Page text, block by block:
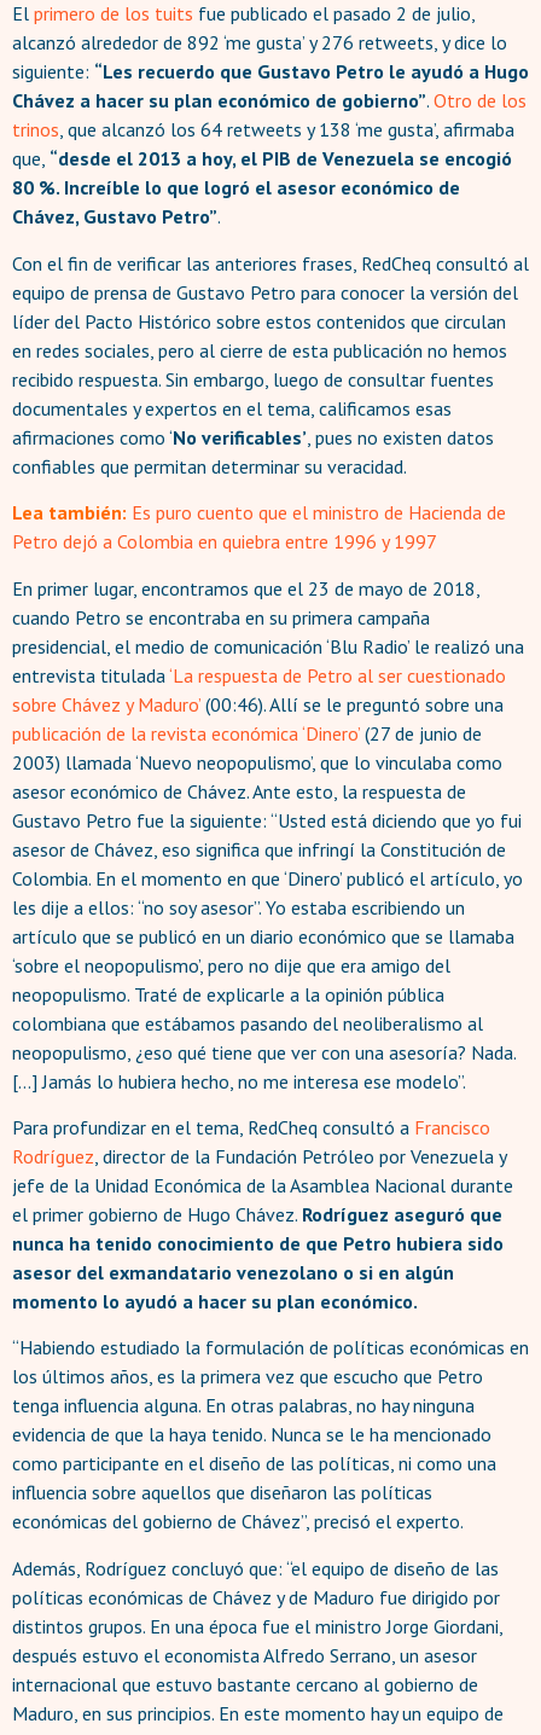
El primero de los tuits fue publicado el pasado 2 de julio,
alcanzó alrededor de 892 ‘me gusta’ y 276 retweets, y dice lo
siguiente: “Les recuerdo que Gustavo Petro le ayudó a Hugo
Chávez a hacer su plan económico de gobierno”. Otro de los
trinos, que alcanzó los 64 retweets y 138 ‘me gusta’, afirmaba
que, “desde el 2013 a hoy, el PIB de Venezuela se encogió
80 %. Increíble lo que logró el asesor económico de
Chávez, Gustavo Petro”.
Con el fin de verificar las anteriores frases, RedCheq consultó al
equipo de prensa de Gustavo Petro para conocer la versión del
líder del Pacto Histórico sobre estos contenidos que circulan
en redes sociales, pero al cierre de esta publicación no hemos
recibido respuesta. Sin embargo, luego de consultar fuentes
documentales y expertos en el tema, calificamos esas
afirmaciones como ‘No verificables’ , pues no existen datos
confiables que permitan determinar su veracidad.
Lea también: Es puro cuento que el ministro de Hacienda de
Petro dejó a Colombia en quiebra entre 1996 y 1997
En primer lugar, encontramos que el 23 de mayo de 2018,
cuando Petro se encontraba en su primera campaña
presidencial, el medio de comunicación ‘Blu Radio’ le realizó una
entrevista titulada ‘La respuesta de Petro al ser cuestionado
sobre Chávez y Maduro’ (00:46). Allí se le preguntó sobre una
publicación de la revista económica ‘Dinero’ (27 de junio de
2003) llamada ‘Nuevo neopopulismo’, que lo vinculaba como
asesor económico de Chávez. Ante esto, la respuesta de
Gustavo Petro fue la siguiente: “Usted está diciendo que yo fui
asesor de Chávez, eso significa que infringí la Constitución de
Colombia. En el momento en que ‘Dinero’ publicó el artículo, yo
les dije a ellos: “no soy asesor”. Yo estaba escribiendo un
artículo que se publicó en un diario económico que se llamaba
‘sobre el neopopulismo’, pero no dije que era amigo del
neopopulismo. Traté de explicarle a la opinión pública
colombiana que estábamos pasando del neoliberalismo al
neopopulismo, ¿eso qué tiene que ver con una asesoría? Nada.
[…] Jamás lo hubiera hecho, no me interesa ese modelo”.
Para profundizar en el tema, RedCheq consultó a Francisco
Rodríguez , director de la Fundación Petróleo por Venezuela y
jefe de la Unidad Económica de la Asamblea Nacional durante
el primer gobierno de Hugo Chávez. Rodríguez aseguró que
nunca ha tenido conocimiento de que Petro hubiera sido
asesor del exmandatario venezolano o si en algún
momento lo ayudó a hacer su plan económico.
“Habiendo estudiado la formulación de políticas económicas en
los últimos años, es la primera vez que escucho que Petro
tenga influencia alguna. En otras palabras, no hay ninguna
evidencia de que la haya tenido. Nunca se le ha mencionado
como participante en el diseño de las políticas, ni como una
influencia sobre aquellos que diseñaron las políticas
económicas del gobierno de Chávez”, precisó el experto.
Además, Rodríguez concluyó que: “el equipo de diseño de las
políticas económicas de Chávez y de Maduro fue dirigido por
distintos grupos. En una época fue el ministro Jorge Giordani,
después estuvo el economista Alfredo Serrano, un asesor
internacional que estuvo bastante cercano al gobierno de
Maduro, en sus principios. En este momento hay un equipo de